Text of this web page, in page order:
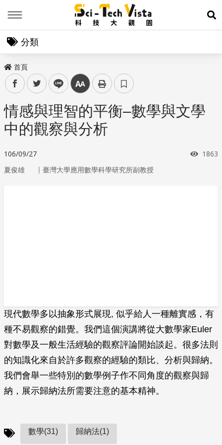
展
分類
首頁
facebooktwitter line 中
情感與理智的平衡–數學與文學
中的觀察與分析
106/09/27 瀏覽
1863
夏俊雄 ｜ 臺灣大學應用數學科學研究所副教授
現代數學多以抽象形式展現, 似乎給人一種離實感，有
種不易觀察的錯覺。我們這個演講將從大數學家Euler
對數學及一般生活經驗的觀察評論開始談起。很多法則
的知識化來自於許多觀察的經驗的類比、分析與歸納。
我們會舉一些特別的數學例子作不同角度的觀察與歸
納，展示歸納法所需要注意的基本精神。
數學(31) 歸納法(1)